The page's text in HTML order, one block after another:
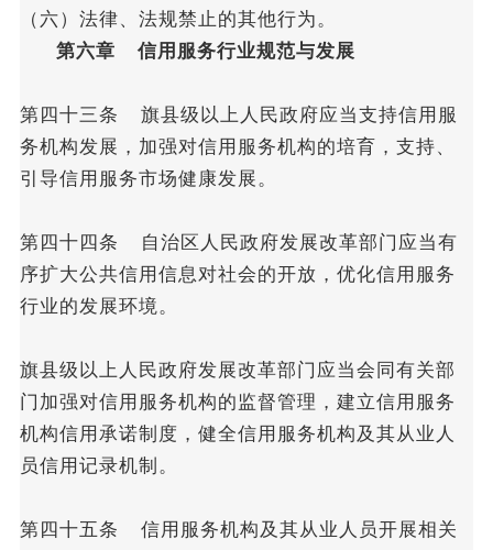
（六）法律、法规禁止的其他行为。
第六章 信用服务行业规范与发展
第四十三条 旗县级以上人民政府应当支持信用服
务机构发展，加强对信用服务机构的培育，支持、
引导信用服务市场健康发展。
第四十四条 自治区人民政府发展改革部门应当有
序扩大公共信用信息对社会的开放，优化信用服务
行业的发展环境。
旗县级以上人民政府发展改革部门应当会同有关部
门加强对信用服务机构的监督管理，建立信用服务
机构信用承诺制度，健全信用服务机构及其从业人
员信用记录机制。
第四十五条 信用服务机构及其从业人员开展相关